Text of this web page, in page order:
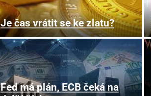
Je čas vrátit se ke zlatu?
Fed má plán, ECB čeká na